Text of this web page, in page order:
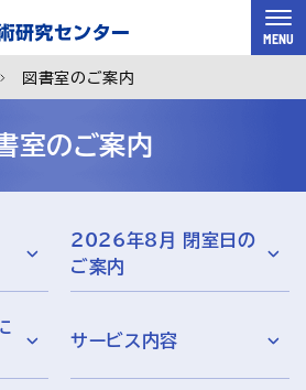
MENU
図書室のご案内
室のご案内
2026年8月 閉室日の
ご案内
サービス内容